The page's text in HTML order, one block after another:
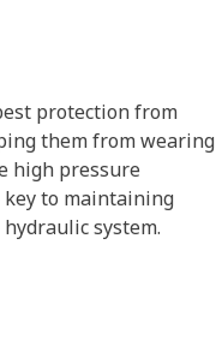
protection from
them from wearing
high pressure
key to maintaining
system.